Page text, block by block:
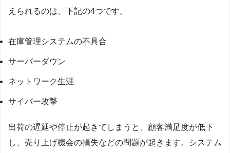
えられるのは、下記の4つです。
在庫管理システムの不具合
サーバーダウン
ネットワーク生涯
サイバー攻撃
出荷の遅延や停止が起きてしまうと、顧客満足度が低下
し、売り上げ機会の損失などの問題が起きます。システム